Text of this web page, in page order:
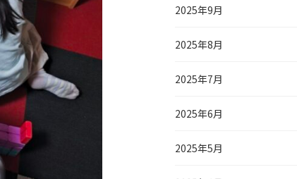
2025年9月
2025年8月
2025年7月
2025年6月
2025年5月